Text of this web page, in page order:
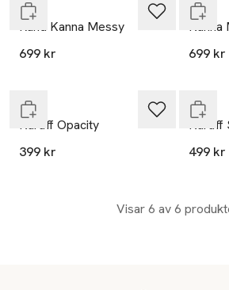
Byon
Rund Kanna Messy
699 kr
Byon
Kanna
699 kr
Byon
Karaff Opacity
399 kr
Byon
Karaff
499 kr
Visar 6 av 6